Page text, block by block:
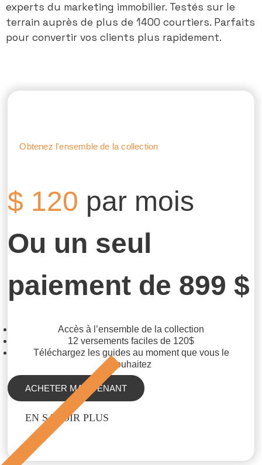
experts du marketing immobilier. Testés sur le
terrain auprès de plus de 1400 courtiers. Parfaits
pour convertir vos clients plus rapidement.
Obtenez l'ensemble de la collection
$ 120 par mois
Ou un seul
paiement de 899 $
Accès à l’ensemble de la collection
12 versements faciles de 120$
Téléchargez les guides au moment que vous le
souhaitez
ACHETER MAINTENANT
EN SAVOIR PLUS